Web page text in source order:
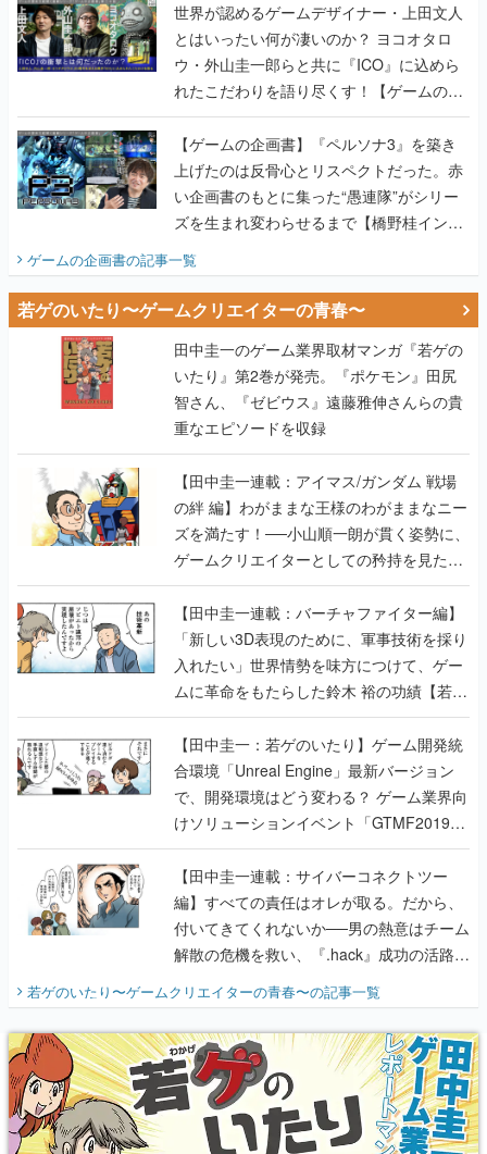
世界が認めるゲームデザイナー・上田文人
とはいったい何が凄いのか？ ヨコオタロ
ウ・外山圭一郎らと共に『ICO』に込めら
れたこだわりを語り尽くす！【ゲームの企
画書】
【ゲームの企画書】『ペルソナ3』を築き
上げたのは反骨心とリスペクトだった。赤
い企画書のもとに集った“愚連隊”がシリー
ズを生まれ変わらせるまで【橋野桂インタ
ビュー】
ゲームの企画書の記事一覧
若ゲのいたり〜ゲームクリエイターの青春〜
田中圭一のゲーム業界取材マンガ『若ゲの
いたり』第2巻が発売。『ポケモン』田尻
智さん、『ゼビウス』遠藤雅伸さんらの貴
重なエピソードを収録
【田中圭一連載：アイマス/ガンダム 戦場
の絆 編】わがままな王様のわがままなニー
ズを満たす！──小山順一朗が貫く姿勢に、
ゲームクリエイターとしての矜持を見た
【若ゲのいたり最終回】
【田中圭一連載：バーチャファイター編】
「新しい3D表現のために、軍事技術を採り
入れたい」世界情勢を味方につけて、ゲー
ムに革命をもたらした鈴木 裕の功績【若ゲ
のいたり】
【田中圭一：若ゲのいたり】ゲーム開発統
合環境「Unreal Engine」最新バージョン
で、開発環境はどう変わる？ ゲーム業界向
けソリューションイベント「GTMF2019」
に行って、より理解を深めよう【PR】
【田中圭一連載：サイバーコネクトツー
編】すべての責任はオレが取る。だから、
付いてきてくれないか──男の熱意はチーム
解散の危機を救い、『.hack』成功の活路を
開く。業界の快男児・松山 洋に流れる血は
『少年ジャンプ』色だった【若ゲのいた
り】
若ゲのいたり〜ゲームクリエイターの青春〜の記事一覧